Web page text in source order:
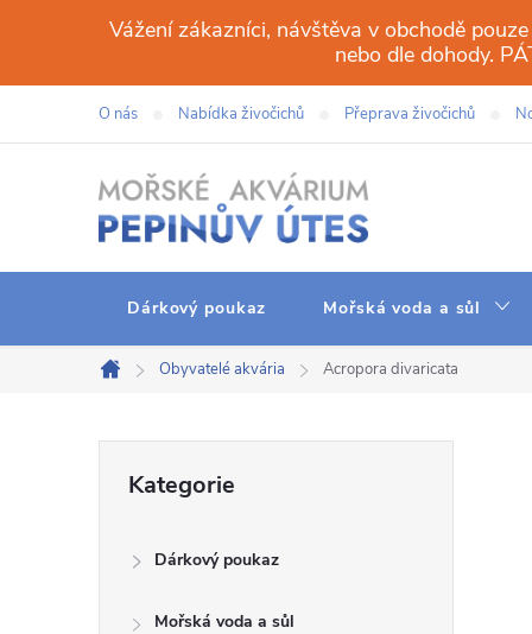
obsah
Vážení zákazníci, návštěva v obchodě
nebo dle dohody.
O nás Nabídka živočichů Přeprava živočichů
Dárkový poukaz Mořská voda a sůl
Domů
Obyvatelé akvária Acropora divaricata
kategorie
Kategorie
Dárkový poukaz
Mořská voda a sůl